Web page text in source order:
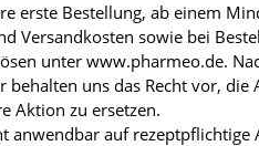
erste Bestellung, ab einem
Versandkosten sowie bei
unter www.pharmeo.de.
uns das Recht vor, die
Aktion zu ersetzen.
anwendbar auf rezeptpflichtige